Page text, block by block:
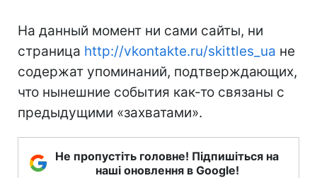
На данный момент ни сами сайты, ни
страница http://vkontakte.ru/skittles_ua не
содержат упоминаний, подтверждающих,
что нынешние события как-то связаны с
предыдущими «захватами».
Не пропустіть головне! Підпишіться на
наші оновлення в Google!